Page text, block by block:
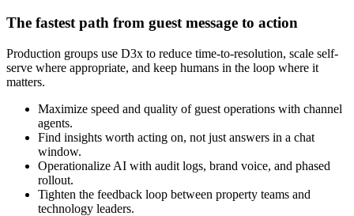
The fastest path from guest message to action
Production groups use D3x to reduce time-to-resolution, scale self-
serve where appropriate, and keep humans in the loop where it
matters.
Maximize speed and quality of guest operations with channel
agents.
Find insights worth acting on, not just answers in a chat
window.
Operationalize AI with audit logs, brand voice, and phased
rollout.
Tighten the feedback loop between property teams and
technology leaders.